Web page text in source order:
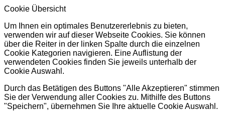
Cookie Übersicht
Um Ihnen ein optimales Benutzererlebnis zu bieten,
verwenden wir auf dieser Webseite Cookies. Sie können
über die Reiter in der linken Spalte durch die einzelnen
Cookie Kategorien navigieren. Eine Auflistung der
verwendeten Cookies finden Sie jeweils unterhalb der
Cookie Auswahl.
Durch das Betätigen des Buttons "Alle Akzeptieren" stimmen
Sie der Verwendung aller Cookies zu. Mithilfe des Buttons
"Speichern", übernehmen Sie Ihre aktuelle Cookie Auswahl.